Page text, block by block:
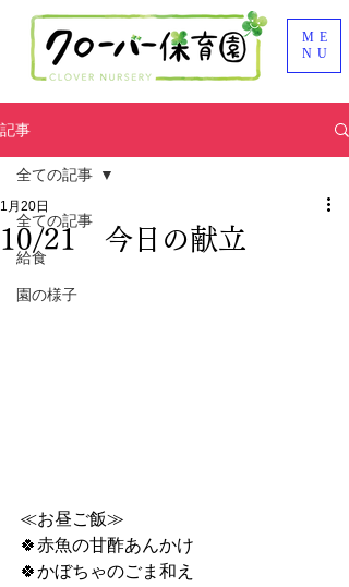
ME
NU
記事
全ての記事
給食
園の様子
全ての記事
10/21 今日の献立
1月20日
≪お昼ご飯≫
🍀赤魚の甘酢あんかけ
🍀かぼちゃのごま和え